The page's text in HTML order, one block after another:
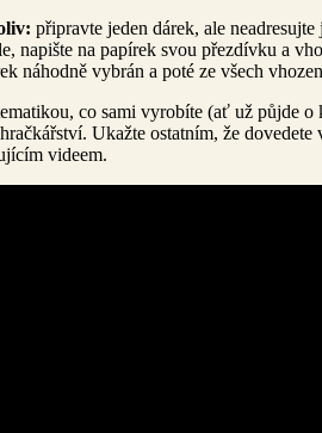
připravte jeden dárek, ale
napište na papírek svou přezdívku a
náhodně vybrán a poté ze všech
co sami vyrobíte (ať už půjde
Ukažte ostatním, že
videem.